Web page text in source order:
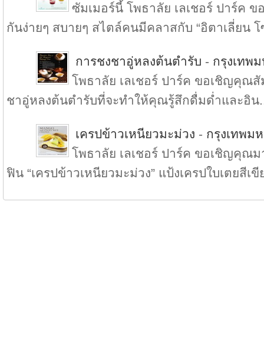
ซัมเมอร์นี้ โพธาลัย เลเชอร์ ปาร์ค
กันง่ายๆ สบายๆ สไตล์คนมีคลาสกับ “อิตาเลี่ยน
การชงชาอู่หลงต้นตำรับ - กรุงเทพ
โพธาลัย เลเชอร์ ปาร์ค ขอเชิญคุณ
ชาอู่หลงต้นตำรับที่จะทำให้คุณรู้สึกดื่มด่ำและอิน
เครปข้าวเหนียวมะม่วง - กรุงเทพม
โพธาลัย เลเชอร์ ปาร์ค ขอเชิญคุณ
ฟิน “เครปข้าวเหนียวมะม่วง” แป้งเครปใบเตยสีเขี